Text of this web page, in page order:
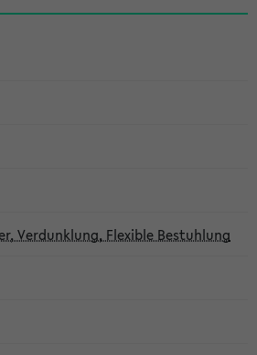
Verdunklung, Flexible Bestuhlung